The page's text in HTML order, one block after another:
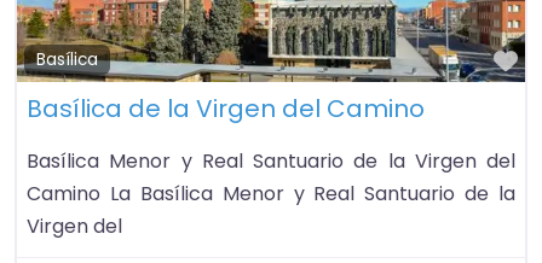
Basílica
Basílica de la Virgen del Camino
Basílica Menor y Real Santuario​ de la Virgen del
Camino La Basílica Menor y Real Santuario de la
Virgen del